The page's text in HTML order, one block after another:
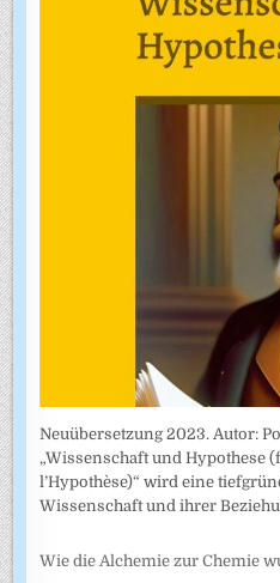
Neuübersetzung 2023. Autor:
„Wissenschaft und Hypothese
l’Hypothèse)“ wird eine
Wissenschaft und ihrer
Wie die Alchemie zur Chemie